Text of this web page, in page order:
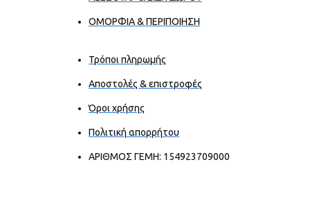
ΟΜΟΡΦΙΑ & ΠΕΡΙΠΟΙΗΣΗ
Τρόποι πληρωμής
Αποστολές & επιστροφές
Όροι χρήσης
Πολιτική απορρήτου
ΑΡΙΘΜΟΣ ΓΕΜΗ: 154923709000